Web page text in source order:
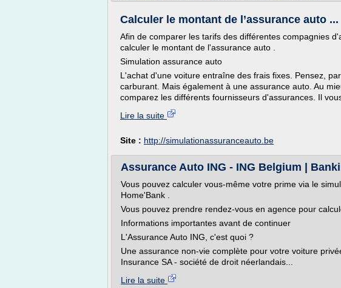
Calculer le montant de l’assurance auto ...
Afin de comparer les tarifs des différentes compagnies
calculer le montant de l'assurance auto .
Simulation assurance auto
L'achat d'une voiture entraîne des frais fixes. Pensez,
carburant. Mais également à une assurance auto. Au
comparez les différents fournisseurs d'assurances. Il
Lire la suite
Site : http://simulationassuranceauto.be
Assurance Auto ING - ING Belgium |
Vous pouvez calculer vous-même votre prime via le
Home'Bank .
Vous pouvez prendre rendez-vous en agence pour
Informations importantes avant de continuer
L'Assurance Auto ING, c'est quoi ?
Une assurance non-vie complète pour votre voiture
Insurance SA - société de droit néerlandais...
Lire la suite